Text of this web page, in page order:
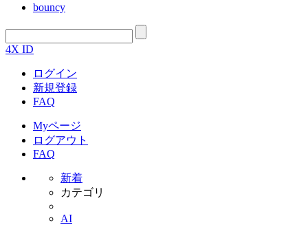
bouncy
4X ID
ログイン
新規登録
FAQ
Myページ
ログアウト
FAQ
新着
カテゴリ
AI